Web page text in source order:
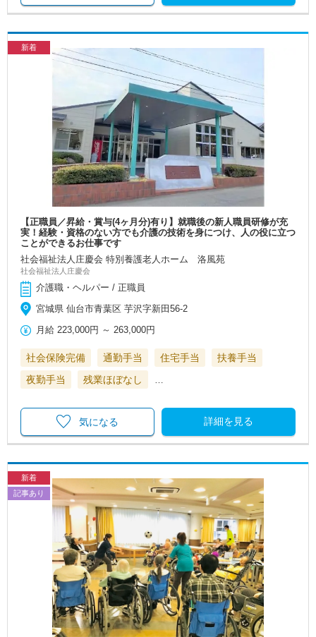
新着
【正職員／昇給・賞与(4ヶ月分)有り】就職後の新人職員研修が充
実！経験・資格のない方でも介護の技術を身につけ、人の役に立つ
ことができるお仕事です
社会福祉法人庄慶会 特別養護老人ホーム 洛風苑
社会福祉法人庄慶会
介護職・ヘルパー / 正職員
宮城県 仙台市青葉区 芋沢字新田56-2
月給 223,000円 ～ 263,000円
社会保険完備 通勤手当 住宅手当
扶養手当
夜勤手当
残業ほぼなし
詳細を見る
気になる
新着
記事あり